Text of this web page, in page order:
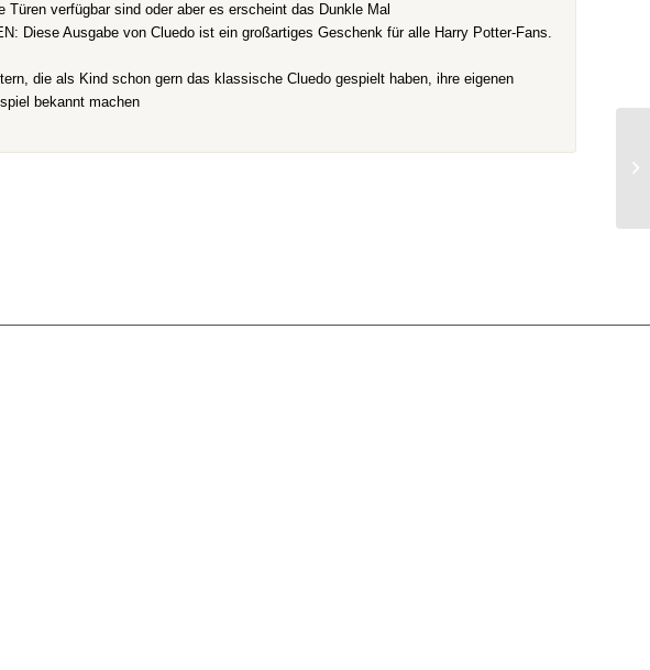
Türen verfügbar sind oder aber es erscheint das Dunkle Mal
Diese Ausgabe von Cluedo ist ein großartiges Geschenk für alle Harry Potter-Fans.
die als Kind schon gern das klassische Cluedo gespielt haben, ihre eigenen
bekannt machen